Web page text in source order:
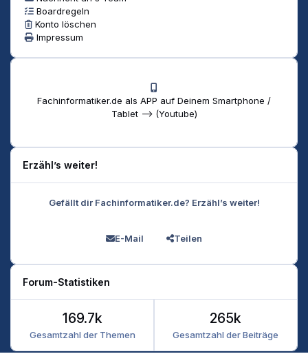
Boardregeln
Konto löschen
Impressum
Fachinformatiker.de als APP auf Deinem Smartphone /
Tablet --> (Youtube)
Erzähl’s weiter!
Gefällt dir Fachinformatiker.de? Erzähl’s weiter!
E-Mail Teilen
Forum-Statistiken
Gesamtzahl der Themen
169.7k
Gesamtzahl der Beiträge
265k